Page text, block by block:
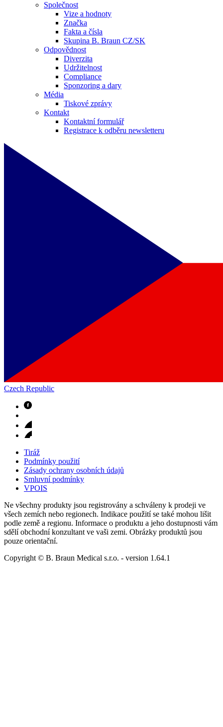
Společnost
Vize a hodnoty
Značka
Fakta a čísla
Skupina B. Braun CZ/SK
Odpovědnost
Diverzita
Udržitelnost
Compliance
Sponzoring a dary
Média
Tiskové zprávy
Kontakt
Kontaktní formulář
Registrace k odběru newsletteru
Czech Republic
Tiráž
Podmínky použití
Zásady ochrany osobních údajů
Smluvní podmínky
VPOIS
Ne všechny produkty jsou registrovány a schváleny k prodeji ve
všech zemích nebo regionech. Indikace použití se také mohou lišit
podle země a regionu. Informace o produktu a jeho dostupnosti vám
sdělí obchodní konzultant ve vaši zemi. Obrázky produktů jsou
pouze orientační.
Copyright © B. Braun Medical s.r.o. - version 1.64.1